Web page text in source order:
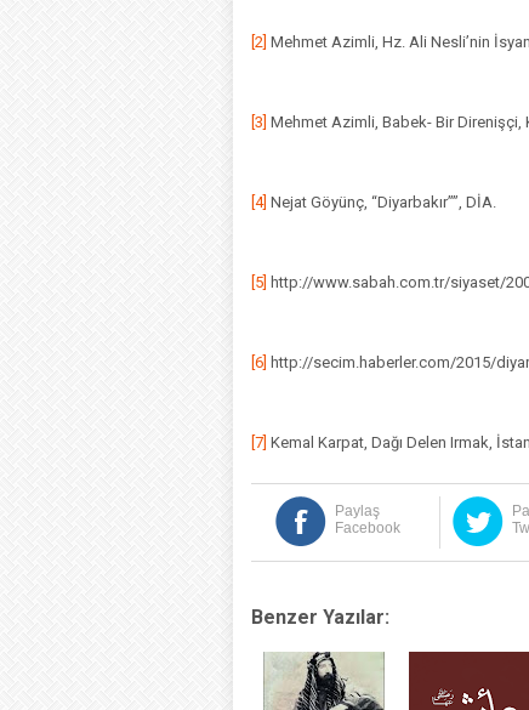
[2] Mehmet Azimli, Hz. Ali Nesli’nin
[3] Mehmet Azimli, Babek- Bir Direnişçi,
[4] Nejat Göyünç, “Diyarbakır””, DİA.
[5] http://www.sabah.com.tr/siyaset/
[6] http://secim.haberler.com/2015/
[7] Kemal Karpat, Dağı Delen Irmak,
Paylaş
Facebook
Benzer Yazılar: